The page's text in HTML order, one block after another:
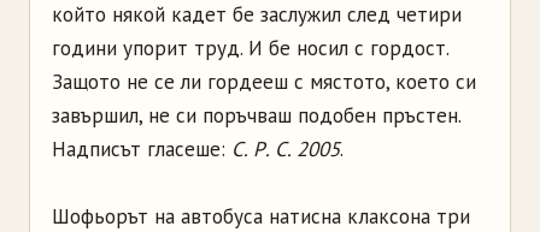
който някой кадет бе заслужил след четири
години упорит труд. И бе носил с гордост.
Защото не се ли гордееш с мястото, което си
завършил, не си поръчваш подобен пръстен.
Надписът гласеше: С. Р. С. 2005.
Шофьорът на автобуса натисна клаксона три